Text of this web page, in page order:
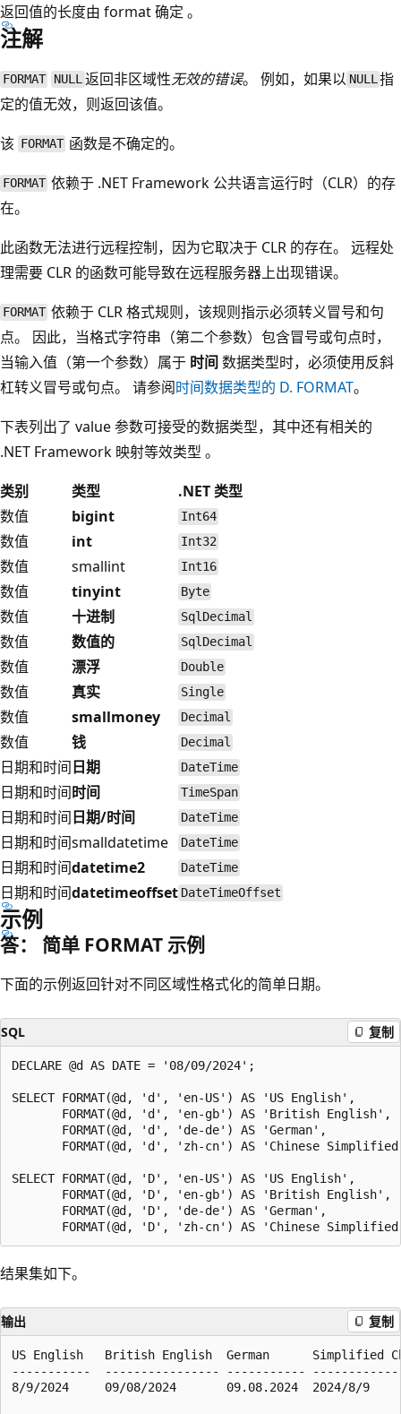
返回值的长度由 format 确定 。
注解
FORMAT NULL返回非区域性无效的错误。 例如，如果以 NULL指
定的值无效， 则返回该值。
该 FORMAT 函数是不确定的。
FORMAT 依赖于 .NET Framework 公共语言运行时（CLR）的存
在。
此函数无法进行远程控制，因为它取决于 CLR 的存在。 远程处
理需要 CLR 的函数可能导致在远程服务器上出现错误。
FORMAT 依赖于 CLR 格式规则，该规则指示必须转义冒号和句
点。 因此，当格式字符串（第二个参数）包含冒号或句点时，
当输入值（第一个参数）属于 时间数据类型时，必须使用反斜
杠转义冒号或句点。 请参阅时间数据类型的 D. FORMAT。
下表列出了 value 参数可接受的数据类型，其中还有相关的
.NET Framework 映射等效类型 。
类别
类型
.NET 类型
数值
bigint Int64
数值 int Int32
数值 smallint Int16
数值 tinyint Byte
数值 十进制 SqlDecimal
数值 数值的 SqlDecimal
数值 漂浮 Double
数值 真实 Single
数值 smallmoney Decimal
数值 钱 Decimal
日期和时间日期 DateTime
日期和时间时间 TimeSpan
日期和时间日期/时间 DateTime
日期和时间smalldatetime DateTime
日期和时间datetime2 DateTime
日期和时间datetimeoffset DateTimeOffset
示例
答： 简单 FORMAT 示例
下面的示例返回针对不同区域性格式化的简单日期。
SQL 复制
DECLARE @d AS DATE = '08/09/2024';
SELECT FORMAT(@d, 'd', 'en-US') AS 'US English',
       FORMAT(@d, 'd', 'en-gb') AS 'British English',
       FORMAT(@d, 'd', 'de-de') AS 'German',
FORMAT(@d, 'd', 'zh-cn') AS 'Chinese
SELECT FORMAT(@d, 'D', 'en-US') AS 'US English',
       FORMAT(@d, 'D', 'en-gb') AS 'British English',
       FORMAT(@d, 'D', 'de-de') AS 'German',
结果集如下。
输出 复制
US English   British English  German      Simplified
-----------  ---------------- -----------
8/9/2024     09/08/2024       09.08.2024  2024/8/9